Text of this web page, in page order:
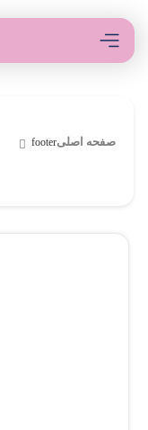
صفحه اصلیfooter